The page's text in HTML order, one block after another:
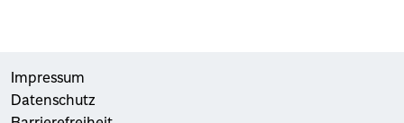
Impressum
Datenschutz